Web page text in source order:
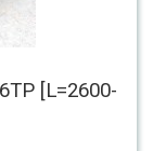
[L=2600-